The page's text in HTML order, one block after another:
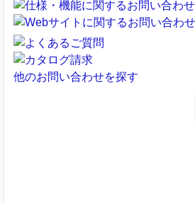
他のお問い合わせを探す